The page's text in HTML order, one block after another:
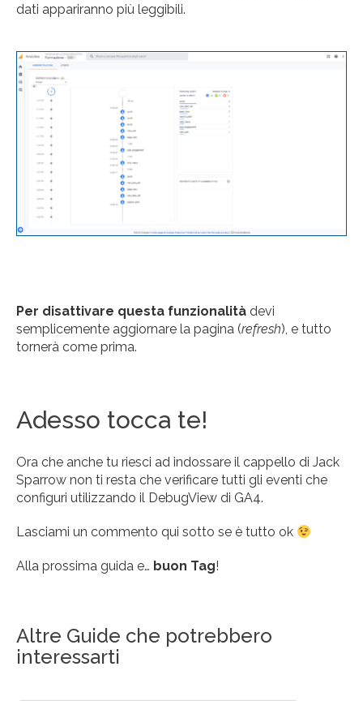
dati appariranno più leggibili.
Per disattivare questa funzionalità devi
semplicemente aggiornare la pagina (refresh), e tutto
tornerà come prima.
Adesso tocca te!
Ora che anche tu riesci ad indossare il cappello di Jack
Sparrow non ti resta che verificare tutti gli eventi che
configuri utilizzando il DebugView di GA4.
Lasciami un commento qui sotto se è tutto ok
Alla prossima guida e… buon Tag!
Altre Guide che potrebbero
interessarti